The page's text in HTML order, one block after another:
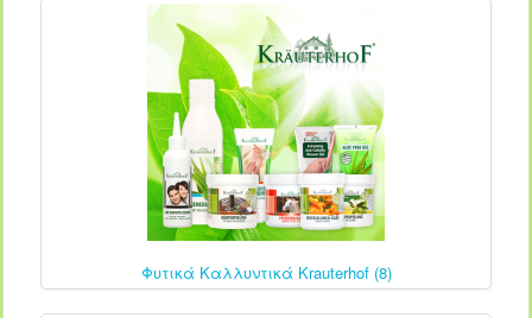
Φυτικά Καλλυντικά Krauterhof (8)